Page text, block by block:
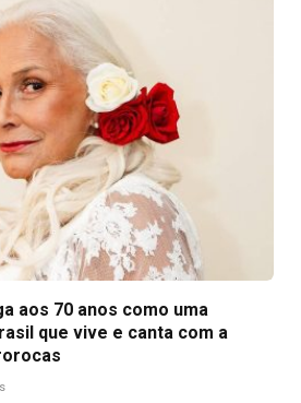
aos 70 anos como uma
que vive e canta com a